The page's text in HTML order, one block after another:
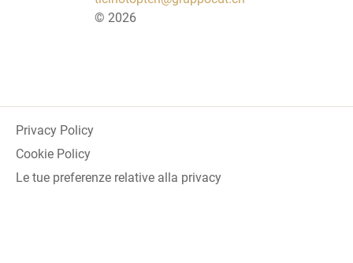
© 2026
Privacy Policy
Cookie Policy
Le tue preferenze relative alla privacy